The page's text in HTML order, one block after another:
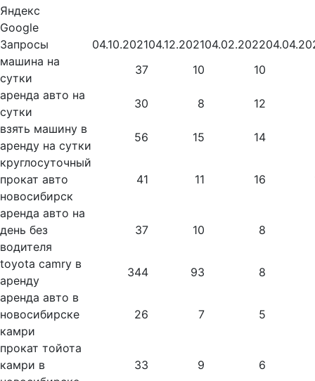
Яндекс
Google
Запросы
04.10.202104.12.202104.02.2022
машина на
сутки
37 10
10
аренда авто на
сутки
30 8
12
взять машину в
аренду на сутки
56 15
14
круглосуточный
прокат авто
новосибирск
41 11 16
аренда авто на
день без
водителя
37 10 8
toyota camry в
аренду
344 93
8
аренда авто в
новосибирске
камри
26 7 5
прокат тойота
камри в
33 9 6